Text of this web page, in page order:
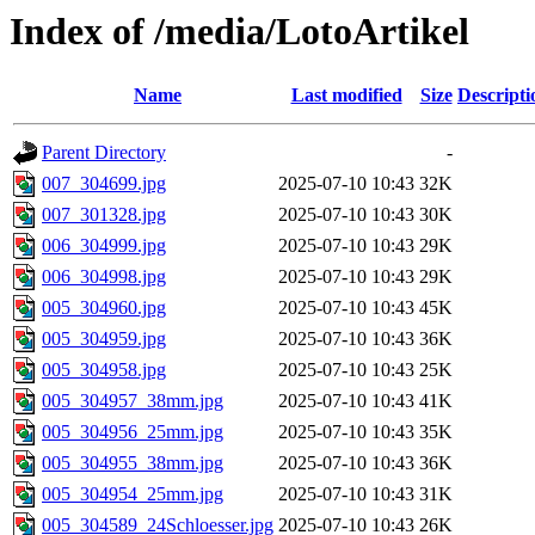
Index of /media/LotoArtikel
Name Last modified Size
Parent Directory
-
007_304699.jpg
2025-07-10 10:43 32K
007_301328.jpg
2025-07-10 10:43 30K
006_304999.jpg
2025-07-10 10:43 29K
006_304998.jpg
2025-07-10 10:43 29K
005_304960.jpg
2025-07-10 10:43 45K
005_304959.jpg
2025-07-10 10:43 36K
005_304958.jpg
2025-07-10 10:43 25K
005_304957_38mm.jpg
2025-07-10 10:43 41K
005_304956_25mm.jpg
2025-07-10 10:43 35K
005_304955_38mm.jpg
2025-07-10 10:43 36K
005_304954_25mm.jpg
2025-07-10 10:43 31K
005_304589_24Schloesser.jpg 2025-07-10 10:43 26K